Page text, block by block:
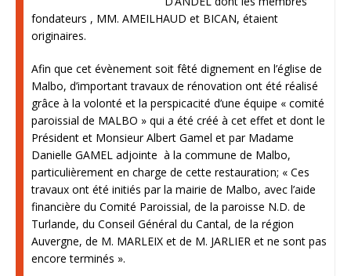
fondateurs , MM. AMEILHAUD et BICAN, étaient
originaires.
Afin que cet évènement soit fêté dignement en l’église de
Malbo, d’important travaux de rénovation ont été réalisé
grâce à la volonté et la perspicacité d’une équipe « comité
paroissial de MALBO » qui a été créé à cet effet et dont le
Président et Monsieur Albert Gamel et par Madame
Danielle GAMEL adjointe à la commune de Malbo,
particulièrement en charge de cette restauration; « Ces
travaux ont été initiés par la mairie de Malbo, avec l’aide
financière du Comité Paroissial, de la paroisse N.D. de
Turlande, du Conseil Général du Cantal, de la région
Auvergne, de M. MARLEIX et de M. JARLIER et ne sont pas
encore terminés ».